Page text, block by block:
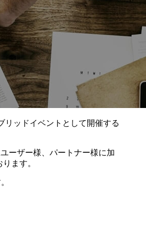
リッドイベントとして開催する
ーザー様、パートナー様に加
ます。